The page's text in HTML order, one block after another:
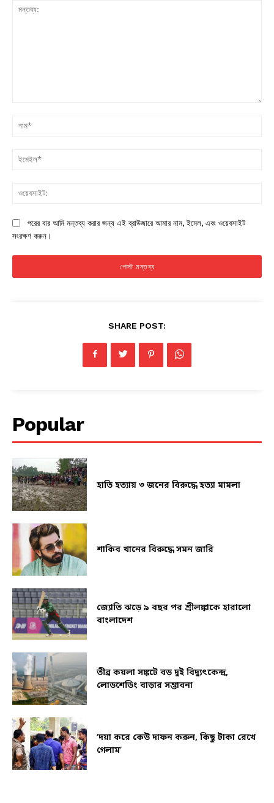
পরের বার আমি মন্তব্য করার জন্য এই ব্রাউজারে আমার নাম, ইমেল, এবং ওয়েবসাইট
সংরক্ষণ করুন।
SHARE POST:
Popular
হাতি হত্যায় ৩ জনের বিরুদ্ধে হত্যা মামলা
শাকিব খানের বিরুদ্ধে সমন জারি
জ্যোতি ঝড়ে ৯ বছর পর শ্রীলঙ্কাকে হারালো
বাংলাদেশ
তীব্র কয়লা সঙ্কটে বড় দুই বিদ্যুৎকেন্দ্র,
লোডশেডিং বাড়ার সম্ভাবনা
‘দয়া করে কেউ দাফন করুন, কিছু টাকা রেখে
গেলাম’